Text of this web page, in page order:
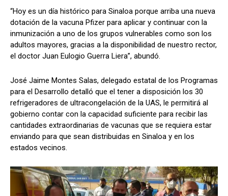
“Hoy es un día histórico para Sinaloa porque arriba una nueva
dotación de la vacuna Pfizer para aplicar y continuar con la
inmunización a uno de los grupos vulnerables como son los
adultos mayores, gracias a la disponibilidad de nuestro rector,
el doctor Juan Eulogio Guerra Liera”, abundó.
José Jaime Montes Salas, delegado estatal de los Programas
para el Desarrollo detalló que el tener a disposición los 30
refrigeradores de ultracongelación de la UAS, le permitirá al
gobierno contar con la capacidad suficiente para recibir las
cantidades extraordinarias de vacunas que se requiera estar
enviando para que sean distribuidas en Sinaloa y en los
estados vecinos.